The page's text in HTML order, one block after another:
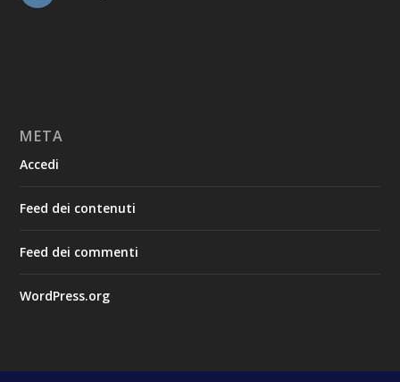
META
Accedi
Feed dei contenuti
Feed dei commenti
WordPress.org